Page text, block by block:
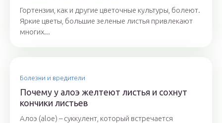
Гортензии, как и другие цветочные культуры, болеют.
Яркие цветы, большие зеленые листья привлекают
многих...
Болезни и вредители
Почему у алоэ желтеют листья и сохнут
кончики листьев
Алоэ (aloe) – суккулент, который встречается